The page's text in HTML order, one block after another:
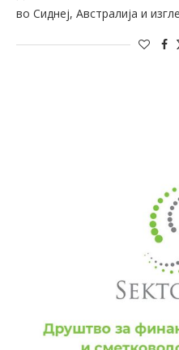
во Сиднеј, Австралија и